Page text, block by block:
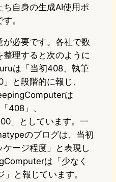
自身の生成AI使用ポ
。
必要です。各社で数
理すると次のように
は「当初408、執筆
と段階的に報じ、
は
408」、
」としています。一
のブログは、当初
ージ程度」と表現し
は「少なく
と報じています。